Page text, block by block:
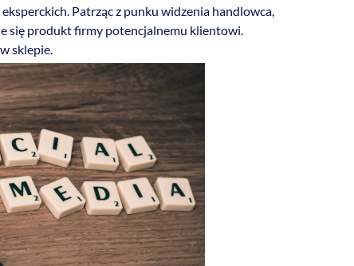
Patrząc z punku widzenia handlowca,
się produkt firmy potencjalnemu klientowi.
sklepie.